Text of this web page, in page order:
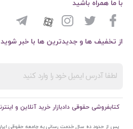
از تخفیف ها و جدیدترین ها با خبر
با ما همراه باشید
کتابفروشی حقوقی دادبازار خرید آنلاین و
پس از حدود ده سال خدمت رسانی به جامعه حقوقی ایران